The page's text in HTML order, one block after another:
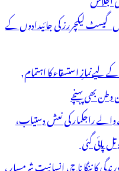
گیسٹ لیکچررز کی جائیدادوں کے
لیےنمازِ استسقاء کا اہتمام,
بھی پہنچے
کا قتل کرنے والے راجکمار کی نعش دستیاب،
پائی گئی
کا ننگا ناچ، انسانیت شرمسار ،